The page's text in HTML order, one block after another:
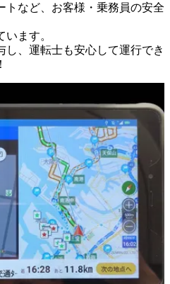
トなど、お客様・乗務員の安全
ます。
、運転士も安心して運行でき